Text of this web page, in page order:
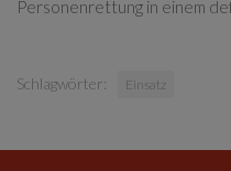
Personenrettung in einem
Schlagwörter: Einsatz